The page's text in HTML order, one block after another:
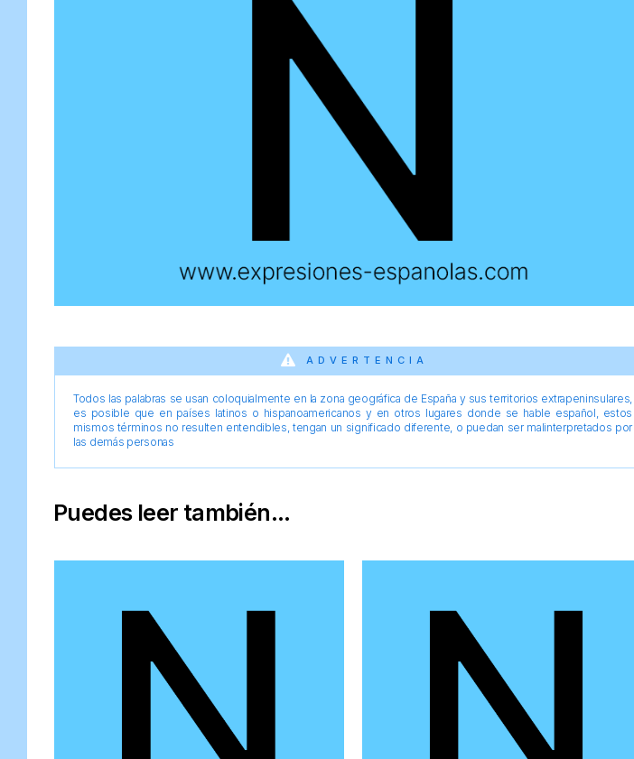
ADVERTENCIA
Todos las palabras se usan coloquialmente en la zona geográfica de España y sus territorios extrapeninsulares,
es posible que en países latinos o hispanoamericanos y en otros lugares donde se hable español, estos
mismos términos no resulten entendibles, tengan un significado diferente, o puedan ser malinterpretados por
las demás personas
Puedes leer también...